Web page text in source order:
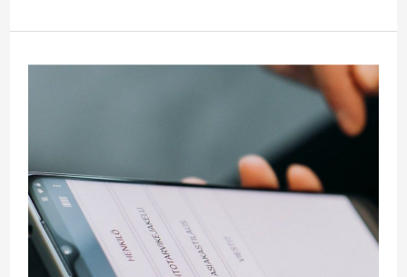
Vastaanottotarkastustyömääräysten